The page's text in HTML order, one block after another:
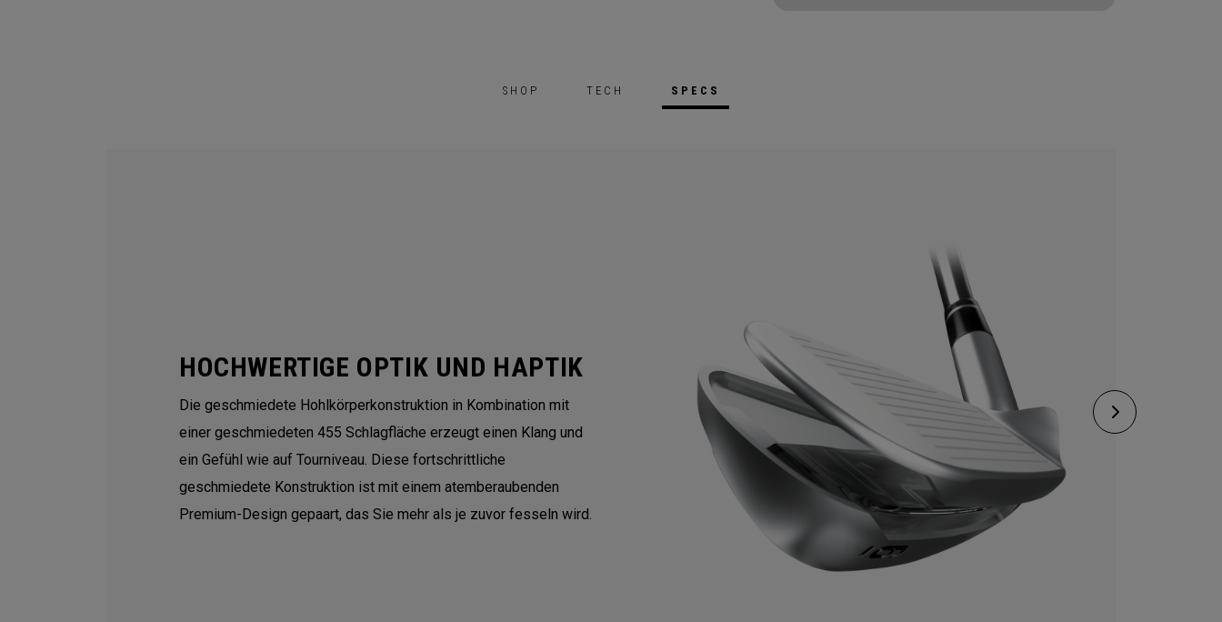
SHOP TECH SPECS
HOCHWERTIGE OPTIK UND HAPTIK
Die geschmiedete Hohlkörperkonstruktion in Kombination mit
einer geschmiedeten 455 Schlagfläche erzeugt einen Klang und
ein Gefühl wie auf Tourniveau. Diese fortschrittliche
geschmiedete Konstruktion ist mit einem atemberaubenden
Premium-Design gepaart, das Sie mehr als je zuvor fesseln wird.